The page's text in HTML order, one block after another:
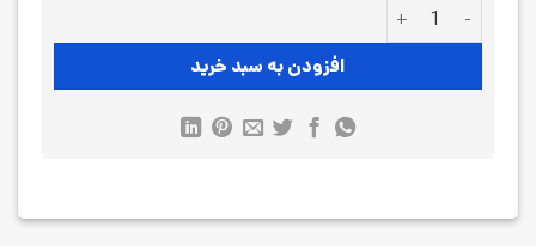
لودسل فشاری سوها Sewha-SM602-100kg عدد
افزودن به سبد خرید